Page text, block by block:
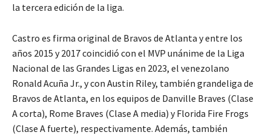
la tercera edición de la liga.
Castro es firma original de Bravos de Atlanta y entre los
años 2015 y 2017 coincidió con el MVP unánime de la Liga
Nacional de las Grandes Ligas en 2023, el venezolano
Ronald Acuña Jr., y con Austin Riley, también grandeliga de
Bravos de Atlanta, en los equipos de Danville Braves (Clase
A corta), Rome Braves (Clase A media) y Florida Fire Frogs
(Clase A fuerte), respectivamente. Además, también